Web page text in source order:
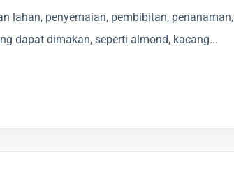
lahan, penyemaian, pembibitan, penanaman,
dapat dimakan, seperti almond, kacang...